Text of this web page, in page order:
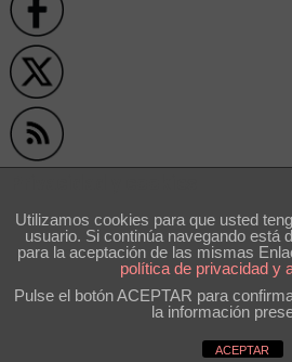
```
Volver arriba ↑
Utilizamos cookies para que usted
usuario. Si continúa navegando está
para la aceptación de las mismas
política de privacidad y
Pulse el botón ACEPTAR para
la información
ACEPTAR